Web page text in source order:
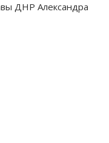
ДНР Александра